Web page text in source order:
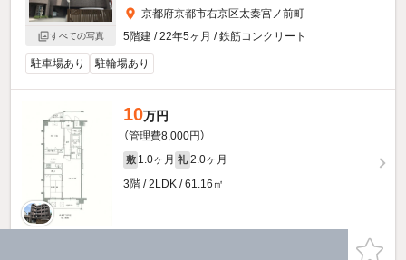
すべての写真
京都府京都市右京区太秦宮ノ前町
5階建 / 22年5ヶ月 / 鉄筋コンクリート
駐車場あり 駐輪場あり
10万円
（管理費8,000円）
敷 1.0ヶ月 礼 2.0ヶ月
3階 / 2LDK / 61.16㎡